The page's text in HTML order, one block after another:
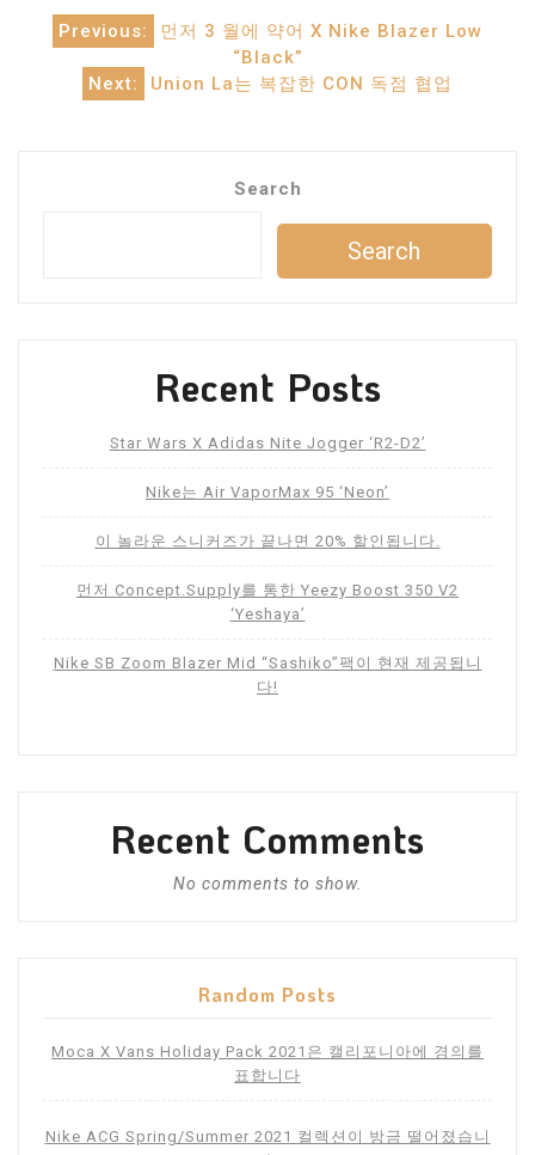
Post
navigation
Previous:
먼저 3 월에 약어 X Nike Blazer Low
“Black”
Next:
Union La는 복잡한 CON 독점 협업
Search
Search
Recent Posts
Star Wars X Adidas Nite Jogger ‘R2-D2’
Nike는 Air VaporMax 95 ‘Neon’
이 놀라운 스니커즈가 끝나면 20% 할인됩니다.
먼저 Concept.Supply를 통한 Yeezy Boost 350 V2
‘Yeshaya’
Nike SB Zoom Blazer Mid “Sashiko”팩이 현재 제공됩니
다!
Recent Comments
No comments to show.
Random Posts
Moca X Vans Holiday Pack 2021은 캘리포니아에 경의를
표합니다
Nike ACG Spring/Summer 2021 컬렉션이 방금 떨어졌습니